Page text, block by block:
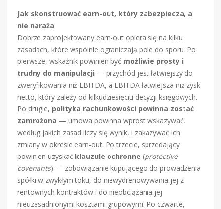
Jak skonstruować earn-out, który zabezpiecza, a
nie naraża
Dobrze zaprojektowany earn-out opiera się na kilku
zasadach, które wspólnie ograniczają pole do sporu. Po
pierwsze, wskaźnik powinien być możliwie prosty i
trudny do manipulacji — przychód jest łatwiejszy do
zweryfikowania niż EBITDA, a EBITDA łatwiejsza niż zysk
netto, który zależy od kilkudziesięciu decyzji księgowych.
Po drugie, polityka rachunkowości powinna zostać
zamrożona — umowa powinna wprost wskazywać,
według jakich zasad liczy się wynik, i zakazywać ich
zmiany w okresie earn-out. Po trzecie, sprzedający
powinien uzyskać klauzule ochronne (protective
covenants) — zobowiązanie kupującego do prowadzenia
spółki w zwykłym toku, do niewydrenowywania jej z
rentownych kontraktów i do nieobciążania jej
nieuzasadnionymi kosztami grupowymi. Po czwarte,